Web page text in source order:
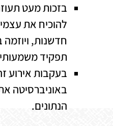
בזכות מעט
להוכיח את
חדשנות,
תפקיד משמעותי
בעקבות אירוע
באוניברסיטה
הנתונים.